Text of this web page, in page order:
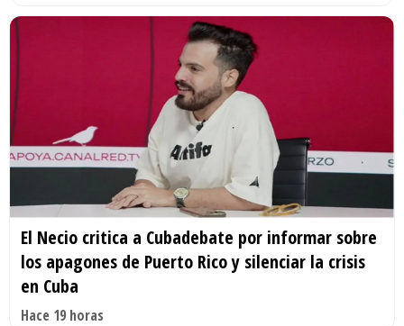
El Necio critica a Cubadebate por informar sobre
los apagones de Puerto Rico y silenciar la crisis
en Cuba
Hace 19 horas